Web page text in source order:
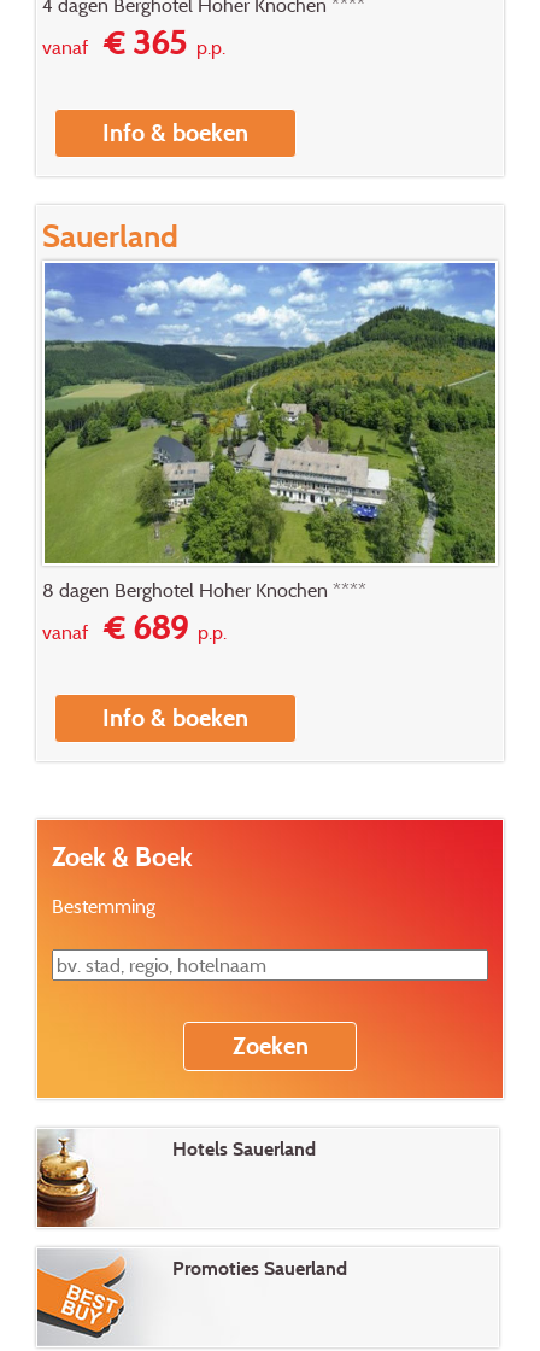
4 dagen Berghotel Hoher Knochen ****
vanaf€ 365p.p.
Info & boeken
Sauerland
8 dagen Berghotel Hoher Knochen ****
vanaf€ 689p.p.
Info & boeken
Zoek & Boek
Bestemming
Hotels Sauerland
Promoties Sauerland